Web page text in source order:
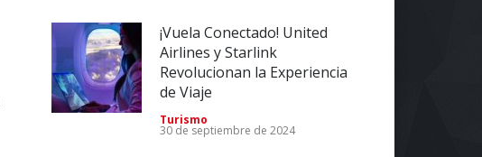
¡Vuela Conectado! United
Airlines y Starlink
Revolucionan la Experiencia
de Viaje
Turismo
30 de septiembre de 2024